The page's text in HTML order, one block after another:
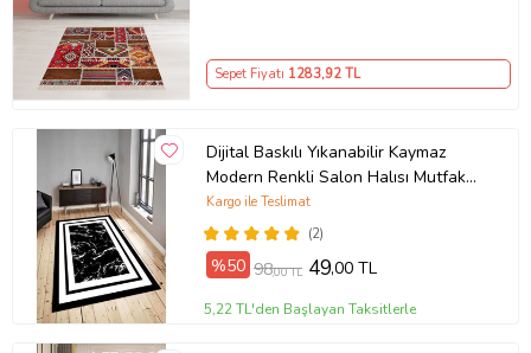
Sepet Fiyatı 1283,92 TL
Dijital Baskılı Yıkanabilir Kaymaz
Modern Renkli Salon Halısı Mutfak
Halısı Yolluk ND-HY-963 (Siyah)
(2)
Kargo ile Teslimat
%50 98,00 TL 49,00 TL
5,22 TL'den Başlayan Taksitlerle